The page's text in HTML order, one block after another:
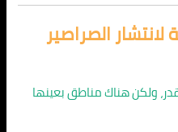
الصراصير
ولكن هناك مناطق بعينها